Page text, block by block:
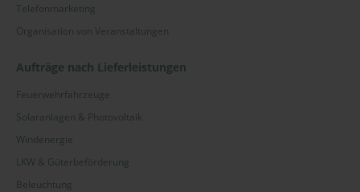
Telefonmarketing
Organisation von Veranstaltungen
Aufträge nach Lieferleistungen
Feuerwehrfahrzeuge
Solaranlagen & Photovoltaik
Windenergie
LKW & Güterbeförderung
Beleuchtung